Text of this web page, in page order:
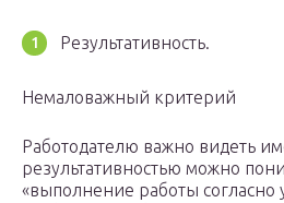
Результативность.
Немаловажный критерий
Работодателю важно видеть
результативностью можно
«выполнение работы согласно